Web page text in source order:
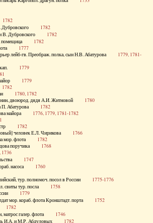
1782
Дубровского 1782
В. Дубровского 1782
помещица 1782
флота 1777
лейб-гв. Преображ. полка, сын Н.В. Абатурова 1779, 1781-
кап. 1779
1779
1782
1780, 1782
двоюрод. дядя А.И. Житновой 1780
П. Абатурова 1782
майора 1776, 1779, 1781-1782
1782
человек Е.Л. Чирикова 1766
мор. флота 1782
поручика 1768
1736
1747
кораб. насоса 1760
тур. полномоч. посол в России 1775-1776
свиты тур. посла 1758
1779
мор. кораб. флота Кронштадт. порта 1752
1782
матрос галер. флота 1746
И.А. и М.Р. Абдуловых 1782